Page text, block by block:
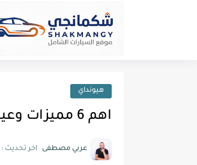
هيونداي
اهم 6 مميزات وعيوب هيونداي جراند i10 2025 ورأي الملاك فيها
عربي مصطفى اخر تحديث :